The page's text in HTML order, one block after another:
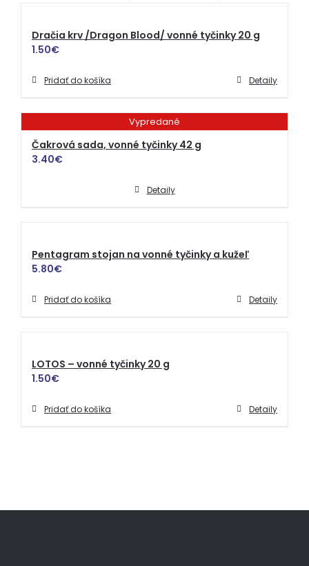
Dračia krv /Dragon Blood/ vonné tyčinky 20 g
1.50€
Pridať do košíka Detaily
Vypredané
Čakrová sada, vonné tyčinky 42 g
3.40€
Detaily
Pentagram stojan na vonné tyčinky a kužeľ
5.80€
Pridať do košíka Detaily
LOTOS – vonné tyčinky 20 g
1.50€
Pridať do košíka Detaily